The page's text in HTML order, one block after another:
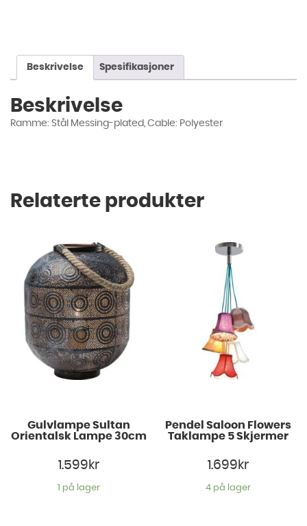
Beskrivelse Spesifikasjoner
Beskrivelse
Ramme: Stål Messing-plated, Cable: Polyester
Relaterte produkter
Gulvlampe Sultan
Orientalsk Lampe 30cm
1.599 kr
1 på lager
Pendel Saloon Flowers
Taklampe 5 Skjermer
1.699 kr
4 på lager